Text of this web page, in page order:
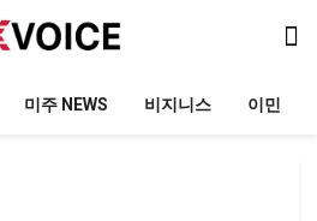
미주 NEWS 비지니스 이민